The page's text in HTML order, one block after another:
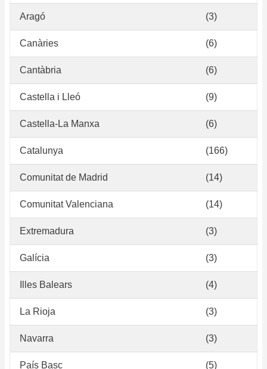
Aragó (3)
Canàries (6)
Cantàbria (6)
Castella i Lleó (9)
Castella-La Manxa (6)
Catalunya (166)
Comunitat de Madrid (14)
Comunitat Valenciana (14)
Extremadura (3)
Galícia (3)
Illes Balears (4)
La Rioja (3)
Navarra (3)
País Basc (5)